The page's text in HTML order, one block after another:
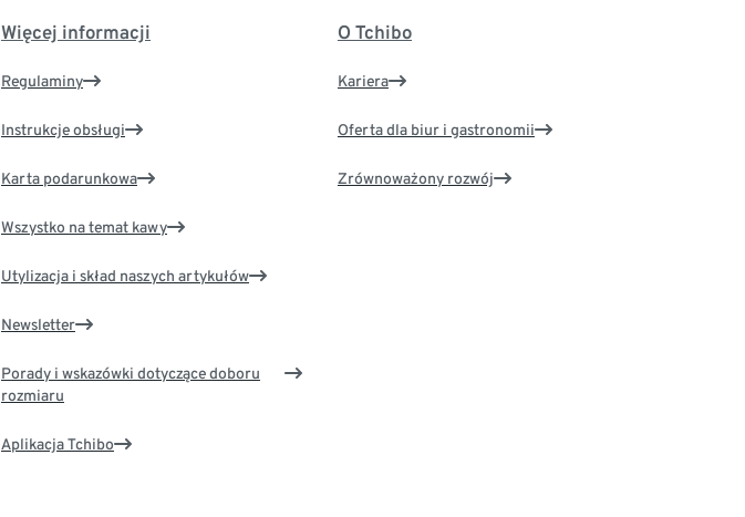
Więcej informacji
Regulaminy
Instrukcje obsługi
Karta podarunkowa
Wszystko na temat kawy
Utylizacja i skład naszych artykułów
Newsletter
Porady i wskazówki dotyczące doboru
rozmiaru
Aplikacja Tchibo
O Tchibo
Kariera
Oferta dla biur i gastronomii
Zrównoważony rozwój